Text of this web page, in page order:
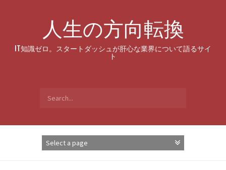
人生の方向転換
IT知識ゼロ。スタートダッシュが肝心な業界について語るサイ
ト
for: